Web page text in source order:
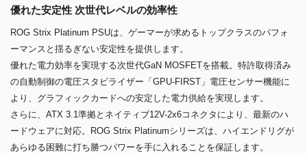
優れた安定性 次世代レベルの効率性
ROG Strix Platinum PSUは、ゲーマーが求めるトップクラスのパフォ
ーマンスと揺るぎない安定性を提供します。
優れた電力効率を実現する次世代GaN MOSFETを搭載。特許取得済み
の自動制御の電圧スタビライザー「GPU-FIRST」電圧センサー機能に
より、グラフィックカードへの安定した電力供給を実現します。
さらに、ATX 3.1準拠とネイティブ12V-2x6コネクタにより、最新のハ
ードウェアに対応。ROG Strix Platinumシリーズは、ハイエンドリグが
あらゆる困難に打ち勝つパワーを手に入れることを保証します。